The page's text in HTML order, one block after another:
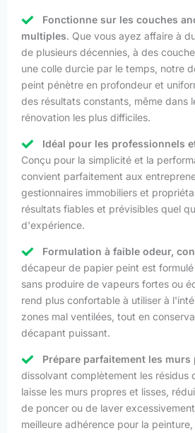
Fonctionne sur les couches
multiples. Que vous ayez affaire à
de plusieurs décennies, à des
une colle durcie par le temps, notre
peint pénètre en profondeur et
des résultats constants, même dans
rénovation les plus difficiles.
Idéal pour les professionnels
Conçu pour la simplicité et la
convient parfaitement aux
gestionnaires immobiliers et
résultats fiables et prévisibles quel
d'expérience.
Formulation à faible odeur,
décapeur de papier peint est
sans produire de vapeurs fortes ou
rend plus confortable à utiliser à
zones mal ventilées, tout en
décapant puissant.
Prépare parfaitement les
dissolvant complètement les résidus
laisse les murs propres et lisses,
de poncer ou de laver
meilleure adhérence pour la